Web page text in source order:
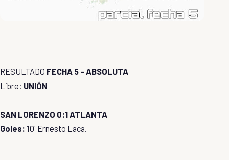
RESULTADO FECHA 5 - ABSOLUTA
Libre: UNIÓN
SAN LORENZO 0:1 ATLANTA
Goles: 10' Ernesto Laca.